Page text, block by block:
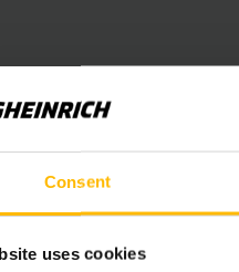
Consent
uses cookies
vozíky pro
zónách. Modulární
cestu. Práce probíhá na
rychlosti. Efektivní
usnadňuje práci
VÍCE